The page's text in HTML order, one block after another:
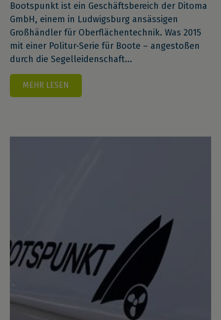
Bootspunkt ist ein Geschäftsbereich der Ditoma
GmbH, einem in Ludwigsburg ansässigen
Großhändler für Oberflächentechnik. Was 2015
mit einer Politur-Serie für Boote – angestoßen
durch die Segelleidenschaft...
MEHR LESEN